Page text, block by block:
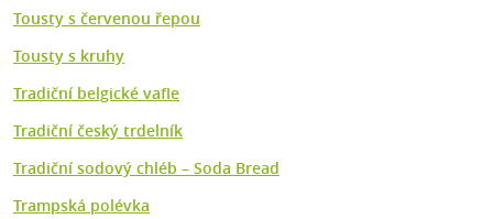
Tousty s červenou řepou
Tousty s kruhy
Tradiční belgické vafle
Tradiční český trdelník
Tradiční sodový chléb – Soda Bread
Trampská polévka